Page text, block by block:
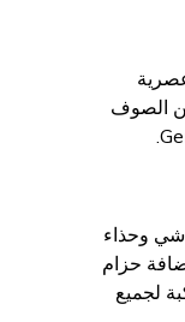
من الصوف
وحذاء
حزام
لجميع